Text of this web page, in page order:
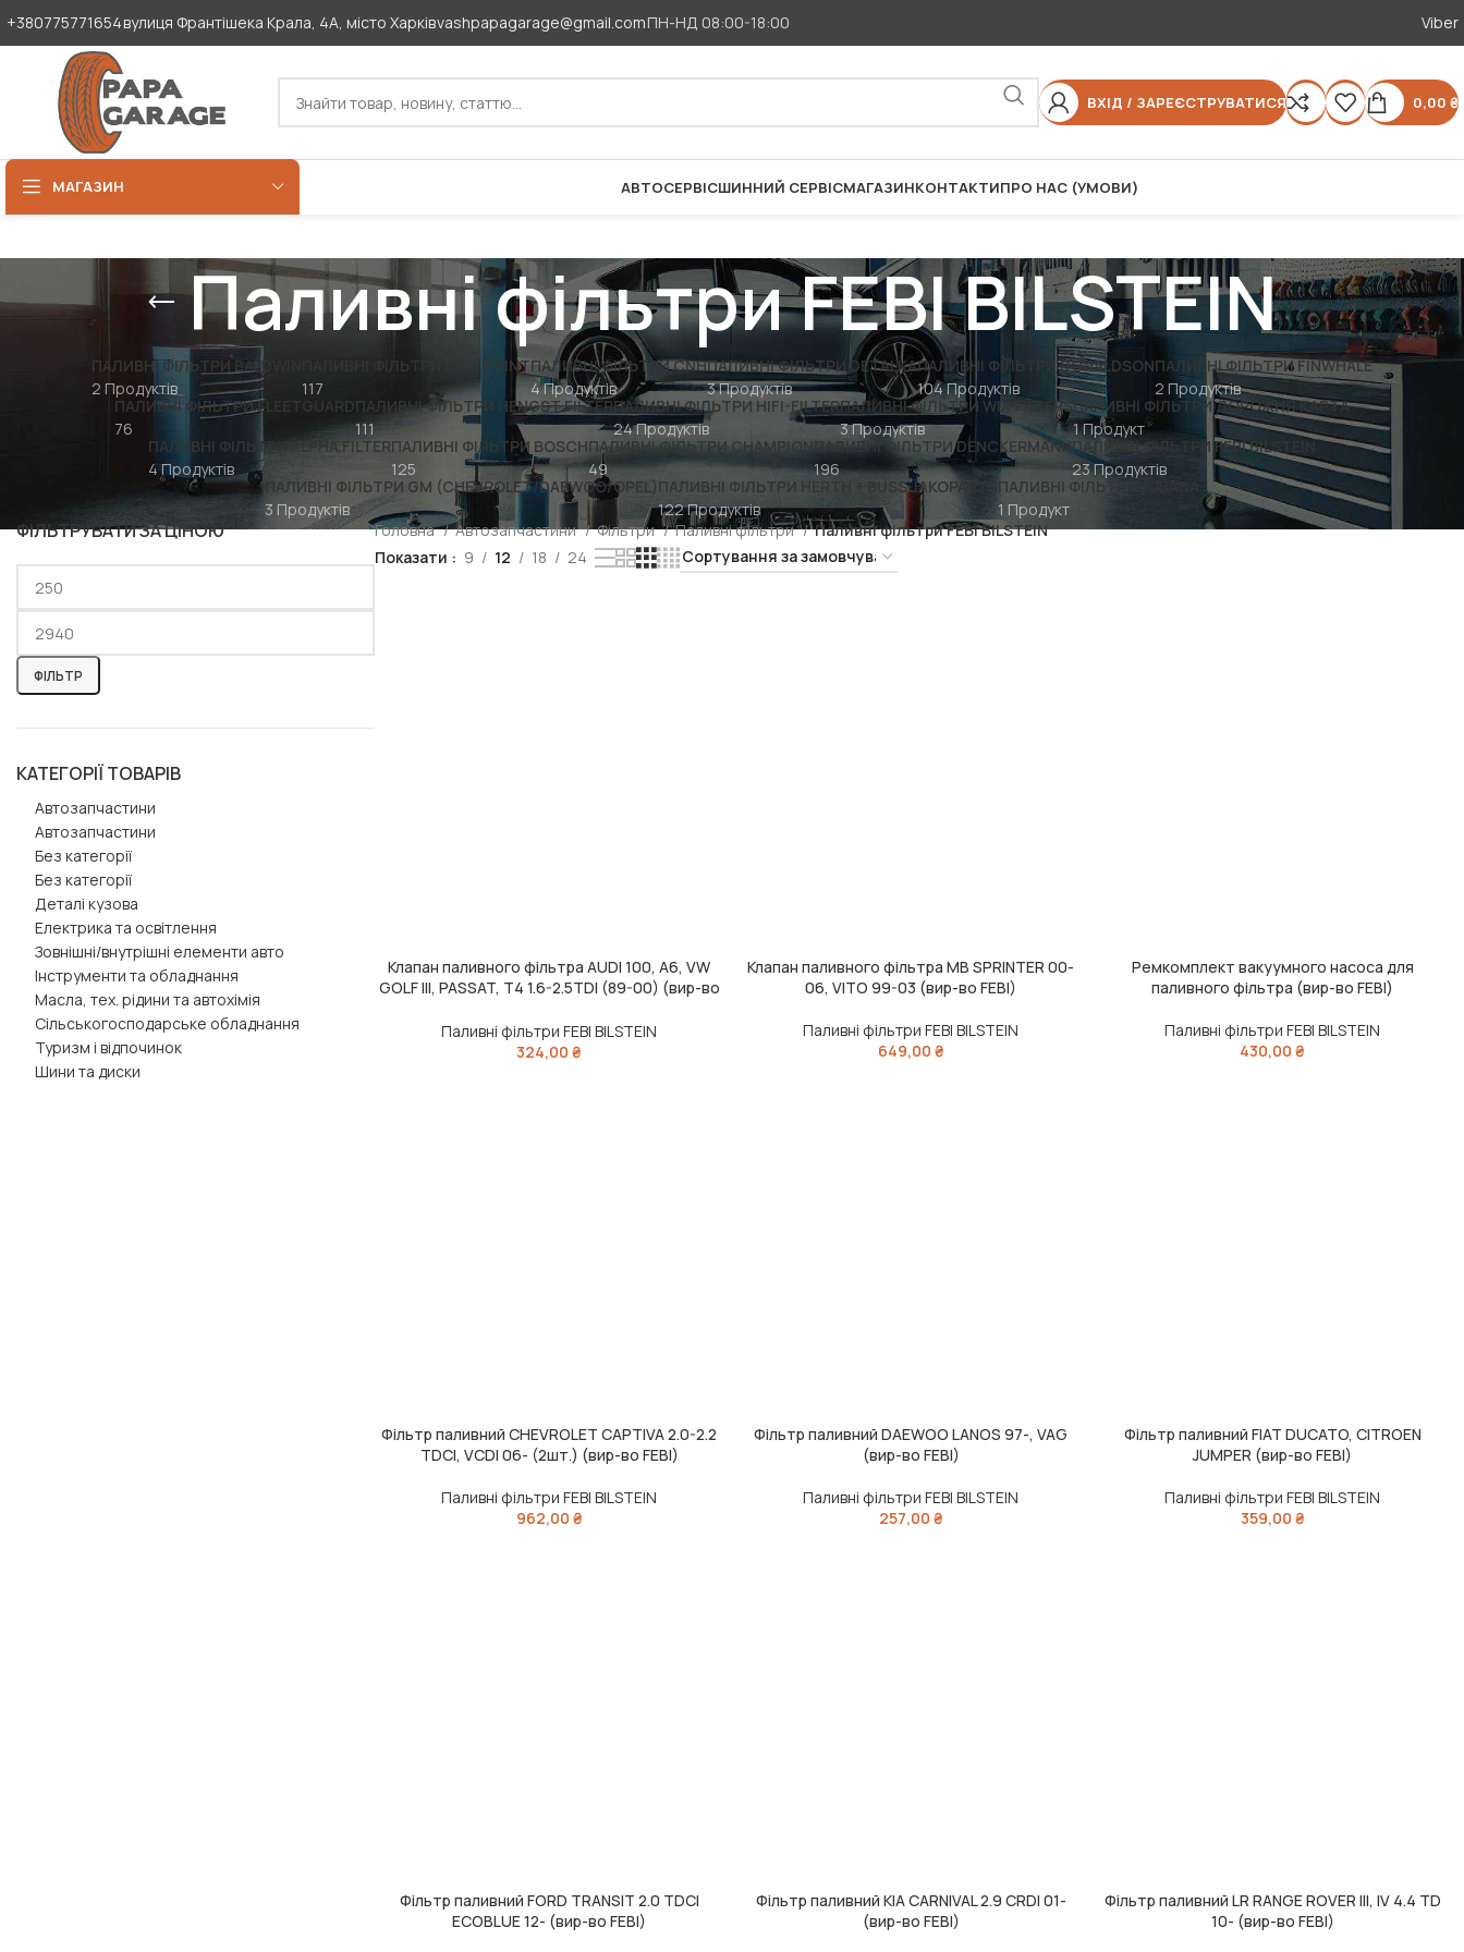
+380775771654вулиця Франтішека Крала, 4А, місто Харківvashpapagarage@gmail.comПН-НД 08:00-18:00 Viber
ВХІД / ЗАРЕЄСТРУВАТИСЯ 0,00 ₴
МАГАЗИН АВТОСЕРВІСШИННИЙ СЕРВІСМАГАЗИНКОНТАКТИПРО НАС (УМОВИ)
Паливні фільтри FEBI BILSTEIN
ПАЛИВНІ ФІЛЬТРИ BALDWIN
2 Продуктів
ПАЛИВНІ ФІЛЬТРИ BLUE PRINT
117
ПАЛИВНІ ФІЛЬТРИ CNH
4 Продуктів
ПАЛИВНІ ФІЛЬТРИ DETALKA
3 Продуктів
ПАЛИВНІ ФІЛЬТРИ DONALDSON
104 Продуктів
ПАЛИВНІ ФІЛЬТРИ FINWHALE
2 Продуктів
ПАЛИВНІ ФІЛЬТРИ FLEETGUARD
76
ПАЛИВНІ ФІЛЬТРИ HENGST FILTER
111
ПАЛИВНІ ФІЛЬТРИ HIFI-FILTER
24 Продуктів
ПАЛИВНІ ФІЛЬТРИ WIX FILTERS
3 Продуктів
ПАЛИВНІ ФІЛЬТРИ ДОРОЖНЯ КАРТА
1 Продукт
ПАЛИВНІ ФІЛЬТРИ ALPHA FILTER
4 Продуктів
ПАЛИВНІ ФІЛЬТРИ BOSCH
125
ПАЛИВНІ ФІЛЬТРИ CHAMPION
49
ПАЛИВНІ ФІЛЬТРИ DENCKERMANN
196
ПАЛИВНІ ФІЛЬТРИ FEBI BILSTEIN
23 Продуктів
ПАЛИВНІ ФІЛЬТРИ GM (CHEVROLET/DAEWOO/OPEL)
3 Продуктів
ПАЛИВНІ ФІЛЬТРИ HERTH + BUSS JAKOPARTS
122 Продуктів
ПАЛИВНІ ФІЛЬТРИ JUBANA
1 Продукт
ФІЛЬТРУВАТИ ЗА ЦІНОЮ
ФІЛЬТР
КАТЕГОРІЇ ТОВАРІВ
Автозапчастини
Автозапчастини
Без категорії
Без категорії
Деталі кузова
Електрика та освітлення
Зовнішні/внутрішні елементи авто
Інструменти та обладнання
Масла, тех. рідини та автохімія
Сільськогосподарське обладнання
Туризм і відпочинок
Шини та диски
Головна Автозапчастини Фільтри Паливні фільтри
Паливні фільтри FEBI BILSTEIN
Показати
9 12 18 24
ДОДАТИ В КОШИК
Клапан паливного фільтра AUDI 100, A6, VW
GOLF III, PASSAT, T4 1.6-2.5TDI (89-00) (вир-во
Паливні фільтри FEBI BILSTEIN
324,00₴
ДОДАТИ В КОШИК
Клапан паливного фільтра MB SPRINTER 00-
06, VITO 99-03 (вир-во FEBI)
Паливні фільтри FEBI BILSTEIN
649,00 ₴
ДОДАТИ В КОШИК
Ремкомплект вакуумного насоса для
паливного фільтра (вир-во FEBI)
Паливні фільтри FEBI BILSTEIN
430,00₴
ДОДАТИ В КОШИК
Фільтр паливний CHEVROLET CAPTIVA 2.0-2.2
TDCI, VCDI 06- (2шт.) (вир-во FEBI)
Паливні фільтри FEBI BILSTEIN
962,00 ₴
ДОДАТИ В КОШИК
Фільтр паливний DAEWOO LANOS 97-, VAG
(вир-во FEBI)
Паливні фільтри FEBI BILSTEIN
257,00 ₴
ДОДАТИ В КОШИК
Фільтр паливний FIAT DUCATO, CITROEN
JUMPER (вир-во FEBI)
Паливні фільтри FEBI BILSTEIN
359,00 ₴
ДОДАТИ В КОШИК
Фільтр паливний FORD TRANSIT 2.0 TDCI
ECOBLUE 12- (вир-во FEBI)
ДОДАТИ В КОШИК
Фільтр паливний KIA CARNIVAL 2.9 CRDI 01-
(вир-во FEBI)
ДОДАТИ В КОШИК
Фільтр паливний LR RANGE ROVER III, IV 4.4 TD
10- (вир-во FEBI)